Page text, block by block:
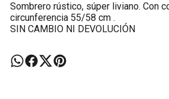
Sombrero rústico, súper liviano. Con
circunferencia 55/58 cm .
SIN CAMBIO NI DEVOLUCIÓN